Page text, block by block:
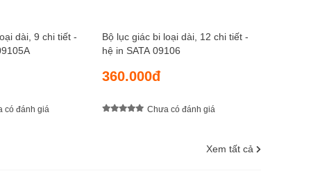
dài, 9 chi tiết -
có đánh giá
Bộ lục giác bi loại dài, 12 chi tiết -
hệ in SATA 09106
360.000đ
Chưa có đánh giá
Xem tất cả